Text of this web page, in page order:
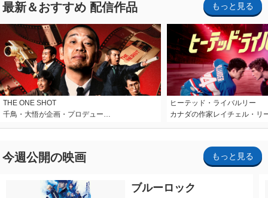
最新＆おすすめ 配信作品 もっと見る
THE ONE SHOT
千鳥・大悟が企画・プロデュー…
ヒーテッド・ライバルリー
カナダの作家レイチェル・リ
今週公開の映画 もっと見る
ブルーロック